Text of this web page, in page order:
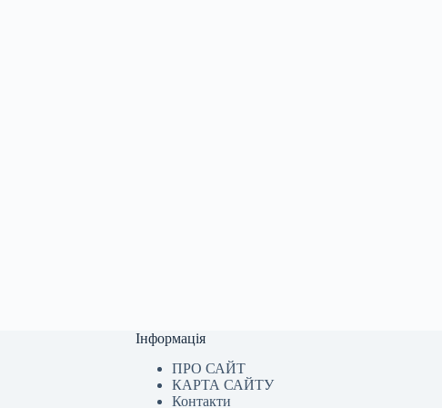
Інформація
ПРО САЙТ
КАРТА САЙТУ
Контакти